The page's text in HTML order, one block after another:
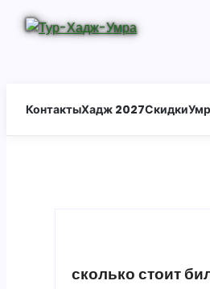
КонтактыХадж 2027Скидки
сколько стоит